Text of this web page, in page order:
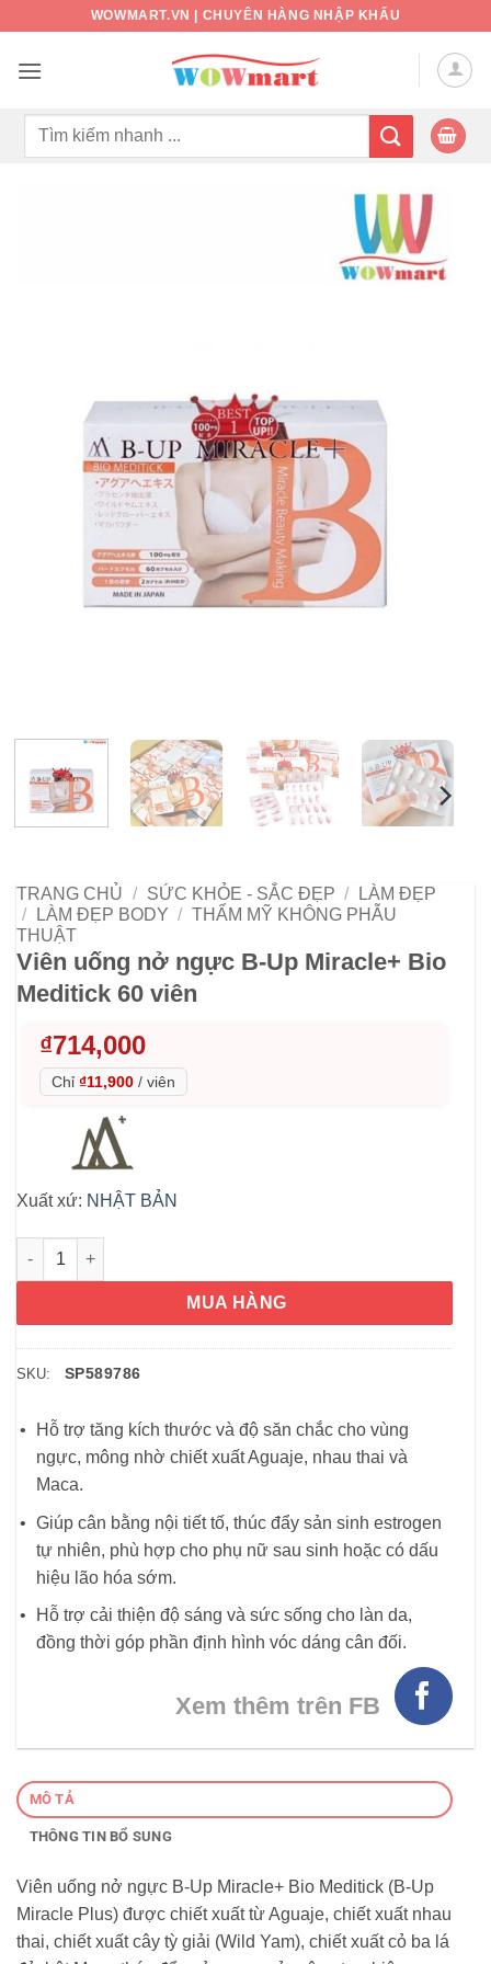
nội
WOWMART.VN | CHUYÊN HÀNG NHẬP KHẨU
Tìm
TRANG CHỦ / SỨC KHỎE - SẮC ĐẸP /
LÀM ĐẸP
/
LÀM ĐẸP BODY / THẨM MỸ KHÔNG PHẪU
THUẬT
Viên uống nở ngực B-Up Miracle+ Bio
Meditick 60 viên
₫714,000
Chỉ ₫11,900 / viên
Xuất xứ: NHẬT BẢN
Viên uống nở ngực B-Up Miracle+ Bio Meditick 60 viên số
MUA HÀNG
SKU: SP589786
Hỗ trợ tăng kích thước và độ săn chắc cho vùng
ngực, mông nhờ chiết xuất Aguaje, nhau thai và
Maca.
Giúp cân bằng nội tiết tố, thúc đẩy sản sinh estrogen
tự nhiên, phù hợp cho phụ nữ sau sinh hoặc có dấu
hiệu lão hóa sớm.
Hỗ trợ cải thiện độ sáng và sức sống cho làn da,
đồng thời góp phần định hình vóc dáng cân đối.
Xem thêm trên FB
MÔ TẢ
THÔNG TIN BỔ SUNG
Viên uống nở ngực B-Up Miracle+ Bio Meditick (B-Up
Miracle Plus) được chiết xuất từ Aguaje, chiết xuất nhau
thai, chiết xuất cây tỳ giải (Wild Yam), chiết xuất cỏ ba lá